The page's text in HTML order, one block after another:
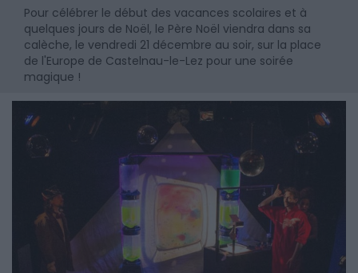
Pour célébrer le début des vacances scolaires et à
quelques jours de Noël, le Père Noël viendra dans sa
calèche, le vendredi 21 décembre au soir, sur la place
de l'Europe de Castelnau-le-Lez pour une soirée
magique !